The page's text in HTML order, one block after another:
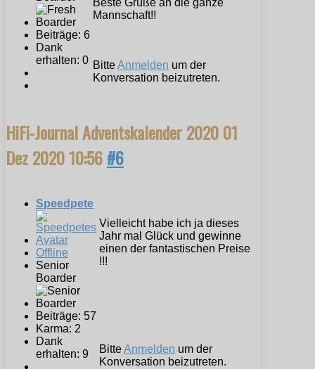
Beiträge: 6
Dank
erhalten: 0
Beste Grüße an die ganze
Mannschaft!!
BitteAnmelden um der
Konversation beizutreten.
HiFi-Journal Adventskalender 202001
Dez 2020 10:56#6
Speedpete
Offline
Senior
Boarder
Beiträge: 57
Karma: 2
Dank
erhalten: 9
Vielleicht habe ich ja dieses
Jahr mal Glück und gewinne
einen der fantastischen Preise
!!!
BitteAnmelden um der
Konversation beizutreten.